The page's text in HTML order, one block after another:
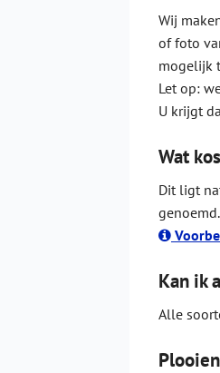
Wij
of foto
mogelijk
Let op:
U krijgt
Wat
Dit ligt
genoemd.
Kan ik
Alle